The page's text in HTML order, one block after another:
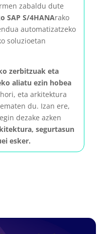
zabaldu dute
SAP S/4HANArako
automatizatzeko
soluzioetan
zerbitzuak eta
aliatu ezin hobea
eta arkitektura
du. Izan ere,
dezake azken
segurtasun
esker.